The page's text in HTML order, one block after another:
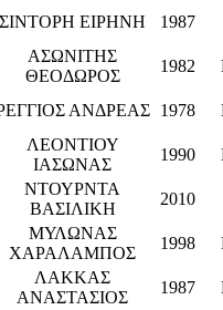
ΣΙΝΤΟΡΗ ΕΙΡΗΝΗ 1987
ΑΣΩΝΙΤΗΣ
ΘΕΟΔΩΡΟΣ
1982
ΑΝΔΡΕΑΣ 1978
ΛΕΟΝΤΙΟΥ
ΙΑΣΩΝΑΣ
1990
ΝΤΟΥΡΝΤΑ
ΒΑΣΙΛΙΚΗ
2010
ΜΥΛΩΝΑΣ
ΧΑΡΑΛΑΜΠΟΣ
1998
ΛΑΚΚΑΣ
ΑΝΑΣΤΑΣΙΟΣ
1987